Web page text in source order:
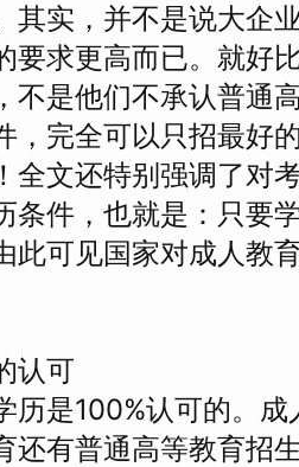
其实，并不是说大企
要求更高而已。就好
不是他们不承认普通
，完全可以只招最好
全文还特别强调了对
条件，也就是：只要
此可见国家对成人教
认可
历是100%认可的。
还有普通高等教育招